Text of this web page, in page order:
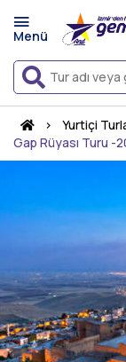
› Yurtiçi
Gap Rüyası Turu -